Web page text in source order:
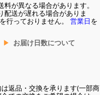
が異なる場合があります。
配送が遅れる場合がありま
行っておりません。 営業日を
お届け日数について
返品・交換を承ります(一部商